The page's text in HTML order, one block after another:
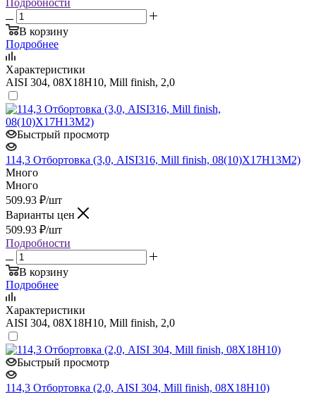
В корзину
Подробнее
Характеристики
AISI 304, 08Х18Н10, Mill finish, 2,0
Быстрый просмотр
114,3 Отбортовка (3,0, AISI316, Mill finish, 08(10)Х17Н13М2)
Много
Много
509.93 ₽/шт
Варианты цен
509.93 ₽/шт
Подробности
В корзину
Подробнее
Характеристики
AISI 304, 08Х18Н10, Mill finish, 2,0
Быстрый просмотр
114,3 Отбортовка (2,0, AISI 304, Mill finish, 08Х18Н10)